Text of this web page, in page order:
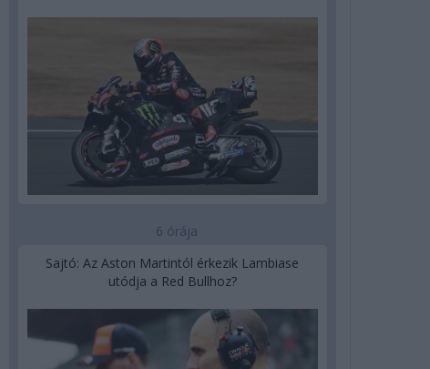
6 órája
Sajtó: Az Aston Martintól érkezik Lambiase
utódja a Red Bullhoz?